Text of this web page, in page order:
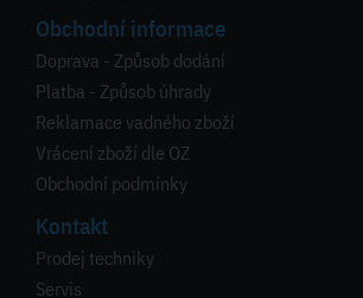
Obchodní informace
Doprava - Způsob dodání
Platba - Způsob úhrady
Reklamace vadného zboží
Vrácení zboží dle OZ
Obchodní podmínky
Kontakt
Prodej techniky
Servis